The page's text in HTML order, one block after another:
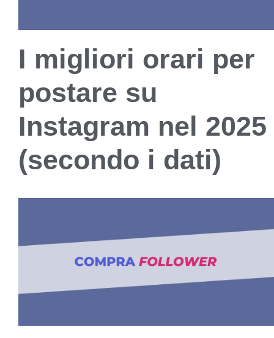
I migliori orari per
postare su
Instagram nel 2025
(secondo i dati)